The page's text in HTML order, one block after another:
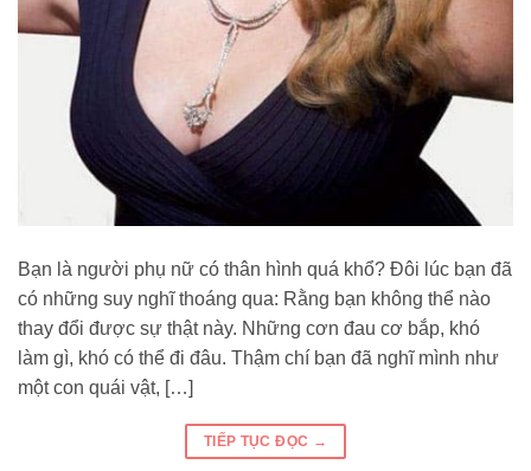
Bạn là người phụ nữ có thân hình quá khổ? Đôi lúc bạn đã
có những suy nghĩ thoáng qua: Rằng bạn không thể nào
thay đổi được sự thật này. Những cơn đau cơ bắp, khó
làm gì, khó có thể đi đâu. Thậm chí bạn đã nghĩ mình như
một con quái vật, […]
TIẾP TỤC ĐỌC →